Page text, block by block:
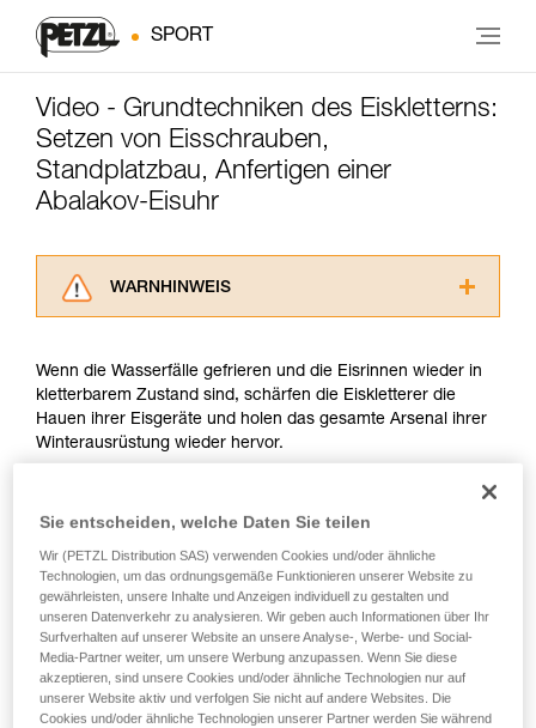
SPORT
Video - Grundtechniken des Eiskletterns:
Setzen von Eisschrauben,
Standplatzbau, Anfertigen einer
Abalakov-Eisuhr
WARNHINWEIS
aufmerksam durch, bevor Sie diesen zu Rate
ziehen. Um diese Zusatzinformationen
verstehen zu können, müssen Sie zuerst die in
der Gebrauchsanweisung enthaltenen
entsprechende Ausbildung und ein spezielles
Training voraus. Prüfen Sie zusammen mit
einem Profi, ob Sie in der Lage sind, den
Vorgang alleine sicher zu wiederholen, bevor
Sie ihn eigenständig durchführen.
Wir geben Beispiele für die mit Ihrer Aktivität
verbundenen Techniken. Möglicherweise gibt es
noch andere Techniken, die hier nicht
beschrieben werden.
Wenn die Wasserfälle gefrieren und die Eisrinnen wieder in
kletterbarem Zustand sind, schärfen die Eiskletterer die
Hauen ihrer Eisgeräte und holen das gesamte Arsenal ihrer
Winterausrüstung wieder hervor.
Eisschrauben, für den Standplatzbau und für das Anfertigen
Wir gehen hier auf die technischen Aspekte ein, vergessen
Sie aber nicht, dass es beim Eisklettern besonders wichtig
ist, sich auf das Terrain, in dem Sie sich bewegen,
einzustellen.
Die Qualität und die Struktur des Eises, Steilhänge oberhalb
Sie entscheiden, welche Daten Sie teilen
Wir (PETZL Distribution SAS) verwenden Cookies und/oder ähnliche
Technologien, um das ordnungsgemäße Funktionieren unserer Website zu
gewährleisten, unsere Inhalte und Anzeigen individuell zu gestalten und
unseren Datenverkehr zu analysieren. Wir geben auch Informationen über Ihr
Surfverhalten auf unserer Website an unsere Analyse-, Werbe- und Social-
Media-Partner weiter, um unsere Werbung anzupassen. Wenn Sie diese
akzeptieren, sind unsere Cookies und/oder ähnliche Technologien nur auf
unserer Website aktiv und verfolgen Sie nicht auf andere Websites. Die
Cookies und/oder ähnliche Technologien unserer Partner werden Sie während